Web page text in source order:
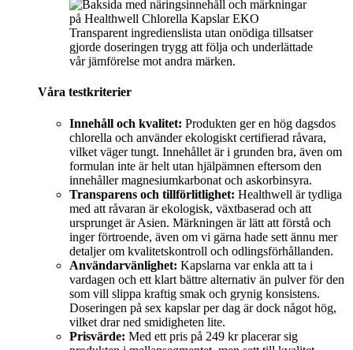
Transparent ingredienslista utan onödiga tillsatser
gjorde doseringen trygg att följa och underlättade
vår jämförelse mot andra märken.
Våra testkriterier
Innehåll och kvalitet: Produkten ger en hög dagsdos
chlorella och använder ekologiskt certifierad råvara,
vilket väger tungt. Innehållet är i grunden bra, även om
formulan inte är helt utan hjälpämnen eftersom den
innehåller magnesiumkarbonat och askorbinsyra.
Transparens och tillförlitlighet: Healthwell är tydliga
med att råvaran är ekologisk, växtbaserad och att
ursprunget är Asien. Märkningen är lätt att förstå och
inger förtroende, även om vi gärna hade sett ännu mer
detaljer om kvalitetskontroll och odlingsförhållanden.
Användarvänlighet: Kapslarna var enkla att ta i
vardagen och ett klart bättre alternativ än pulver för den
som vill slippa kraftig smak och grynig konsistens.
Doseringen på sex kapslar per dag är dock något hög,
vilket drar ned smidigheten lite.
Prisvärde: Med ett pris på 249 kr placerar sig